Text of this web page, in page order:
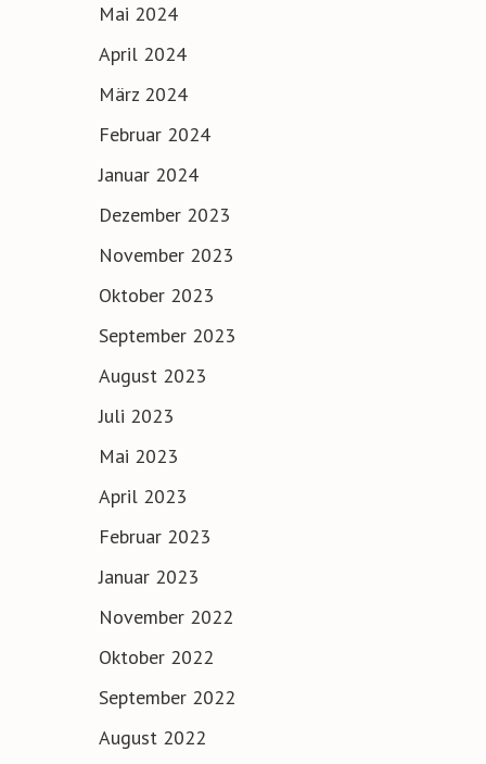
Mai 2024
April 2024
März 2024
Februar 2024
Januar 2024
Dezember 2023
November 2023
Oktober 2023
September 2023
August 2023
Juli 2023
Mai 2023
April 2023
Februar 2023
Januar 2023
November 2022
Oktober 2022
September 2022
August 2022